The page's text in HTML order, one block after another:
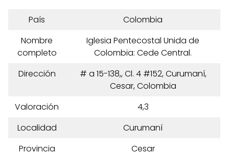
País
Colombia
Nombre
completo
Iglesia Pentecostal Unida de
Colombia: Cede Central.
Dirección
# a 15-138,, Cl. 4 #152, Curumaní,
Cesar, Colombia
Valoración
4,3
Localidad
Curumaní
Provincia
Cesar